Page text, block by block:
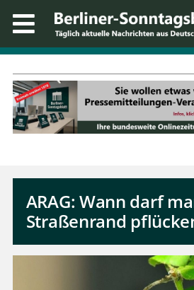
ARAG: Wann darf
Straßenrand